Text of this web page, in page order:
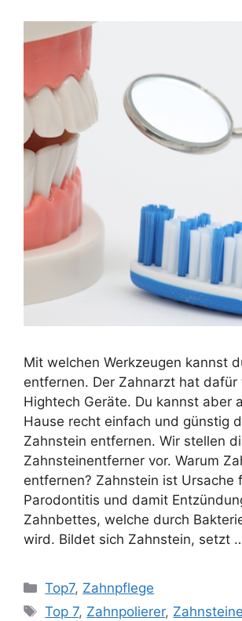
Mit welchen Werkzeugen kannst
entfernen. Der Zahnarzt hat dafür
Hightech Geräte. Du kannst aber
Hause recht einfach und günstig
Zahnstein entfernen. Wir stellen
Zahnsteinentferner vor. Warum
entfernen? Zahnstein ist Ursache
Parodontitis und damit
Zahnbettes, welche durch
wird. Bildet sich Zahnstein, setzt
Kategorien
Top7, Zahnpflege
Schlagwörter
Top 7, Zahnpolierer,